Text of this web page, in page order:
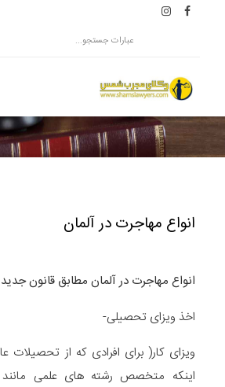
انواع مهاجرت در آلمان
انواع مهاجرت در آلمان مطابق قانون
اخذ ویزای تحصیلی-
ویزای کار( برای افرادی که از تحصیلات
اینکه متخصص رشته های علمی مانند